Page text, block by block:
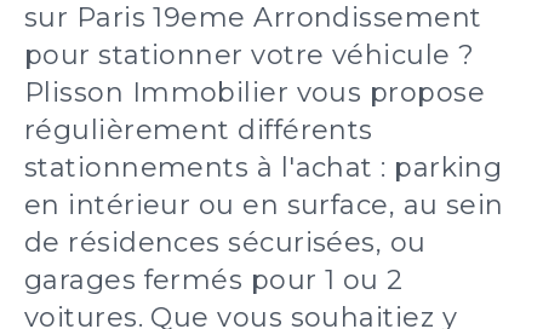
sur Paris 19eme Arrondissement
pour stationner votre véhicule ?
Plisson Immobilier vous propose
régulièrement différents
stationnements à l'achat : parking
en intérieur ou en surface, au sein
de résidences sécurisées, ou
garages fermés pour 1 ou 2
voitures. Que vous souhaitiez y